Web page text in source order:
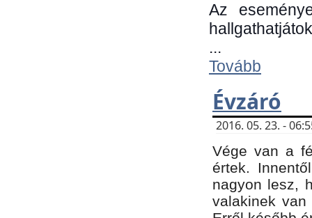
Az
...
Tovább
Évzáró
2016. 05. 23. -
Vége van a
értek.
nagyon lesz,
valakinek